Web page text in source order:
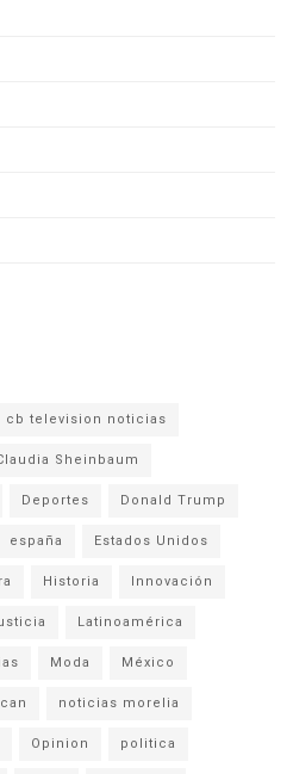
cb television noticias
Sheinbaum
Deportes Donald Trump
españa Estados Unidos
Historia Innovación
Latinoamérica
Moda México
noticias morelia
Opinion politica